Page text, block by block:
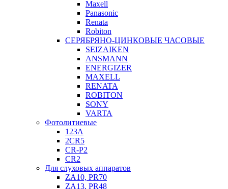
Maxell
Panasonic
Renata
Robiton
СЕРЯБРЯНО-ЦИНКОВЫЕ ЧАСОВЫЕ
SEIZAIKEN
ANSMANN
ENERGIZER
MAXELL
RENATA
ROBITON
SONY
VARTA
Фотолитиевые
123A
2CR5
CR-P2
CR2
Для слуховых аппаратов
ZA10, PR70
ZA13, PR48